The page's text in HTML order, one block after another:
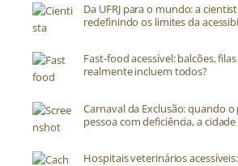
Da UFRJ para o mundo: a
redefinindo os limites da
Fast-food acessível: balcões,
realmente incluem todos?
Carnaval da Exclusão: quando
pessoa com deficiência, a
Hospitais veterinários